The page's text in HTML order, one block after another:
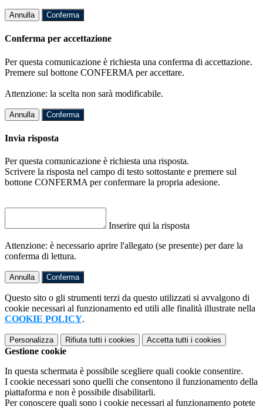
Annulla Conferma
Conferma per accettazione
Per questa comunicazione è richiesta una conferma di accettazione.
Premere sul bottone CONFERMA per accettare.
Attenzione: la scelta non sarà modificabile.
Annulla Conferma
Invia risposta
Per questa comunicazione è richiesta una risposta.
Scrivere la risposta nel campo di testo sottostante e premere sul
bottone CONFERMA per confermare la propria adesione.
Inserire qui la risposta
Attenzione: è necessario aprire l'allegato (se presente) per dare la
conferma di lettura.
Annulla Conferma
Questo sito o gli strumenti terzi da questo utilizzati si avvalgono di
cookie necessari al funzionamento ed utili alle finalità illustrate nella
COOKIE POLICY.
Personalizza Rifiuta tutti i cookies Accetta tutti i cookies
Gestione cookie
In questa schermata è possibile scegliere quali cookie consentire.
I cookie necessari sono quelli che consentono il funzionamento della
piattaforma e non è possibile disabilitarli.
Per conoscere quali sono i cookie necessari al funzionamento potete